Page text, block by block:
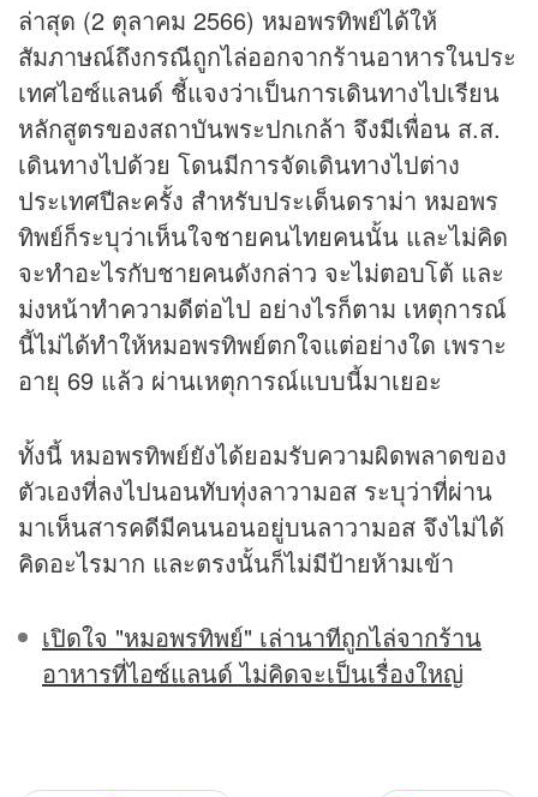
ล่าสุด (2 ตุลาคม 2566) หมอพรทิพย์ได้ให้
สัมภาษณ์ถึงกรณีถูกไล่ออกจากร้านอาหารในประ
เทศไอซ์แลนด์ ชี้แจงว่าเป็นการเดินทางไปเรียน
หลักสูตรของสถาบันพระปกเกล้า จึงมีเพื่อน ส.ส.
เดินทางไปด้วย โดนมีการจัดเดินทางไปต่าง
ประเทศปีละครั้ง สำหรับประเด็นดราม่า หมอพร
ทิพย์ก็ระบุว่าเห็นใจชายคนไทยคนนั้น และไม่คิด
จะทำอะไรกับชายคนดังกล่าว จะไม่ตอบโต้ และ
ม่งหน้าทำความดีต่อไป อย่างไรก็ตาม เหตุการณ์
นี้ไม่ได้ทำให้หมอพรทิพย์ตกใจแต่อย่างใด เพราะ
อายุ 69 แล้ว ผ่านเหตุการณ์แบบนี้มาเยอะ
ทั้งนี้ หมอพรทิพย์ยังได้ยอมรับความผิดพลาดของ
ตัวเองที่ลงไปนอนทับทุ่งลาวามอส ระบุว่าที่ผ่าน
มาเห็นสารคดีมีคนนอนอยู่บนลาวามอส จึงไม่ได้
คิดอะไรมาก และตรงนั้นก็ไม่มีป้ายห้ามเข้า
เปิดใจ "หมอพรทิพย์" เล่านาทีถูกไล่จากร้าน
อาหารที่ไอซ์แลนด์ ไม่คิดจะเป็นเรื่องใหญ่